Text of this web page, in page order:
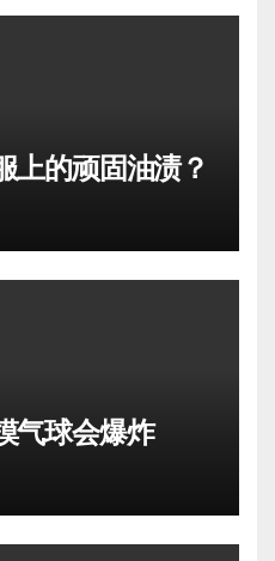
上的顽固油渍？
气球会爆炸